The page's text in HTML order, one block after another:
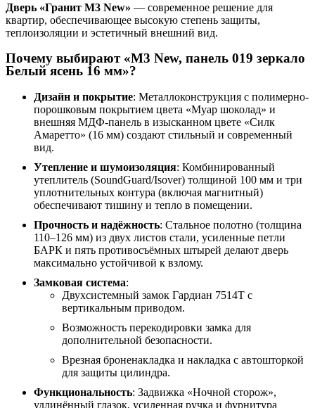
Дверь «Гранит М3 New» — современное решение для
квартир, обеспечивающее высокую степень защиты,
теплоизоляции и эстетичный внешний вид.
Почему выбирают «М3 New, панель 019 зеркало
Белый ясень 16 мм»?
Дизайн и покрытие: Металлоконструкция с полимерно-
порошковым покрытием цвета «Муар шоколад» и
внешняя МДФ-панель в изысканном цвете «Силк
Амаретто» (16 мм) создают стильный и современный
вид.
Утепление и шумоизоляция: Комбинированный
утеплитель (SoundGuard/Isover) толщиной 100 мм и три
уплотнительных контура (включая магнитный)
обеспечивают тишину и тепло в помещении.
Прочность и надёжность: Стальное полотно (толщина
110–126 мм) из двух листов стали, усиленные петли
БАРК и пять противосъёмных штырей делают дверь
максимально устойчивой к взлому.
Замковая система:
Двухсистемный замок Гардиан 7514Т с
вертикальным приводом.
Возможность перекодировки замка для
дополнительной безопасности.
Врезная броненакладка и накладка с автошторкой
для защиты цилиндра.
Функциональность: Задвижка «Ночной сторож»,
удлинённый глазок, усиленная ручка и фурнитура